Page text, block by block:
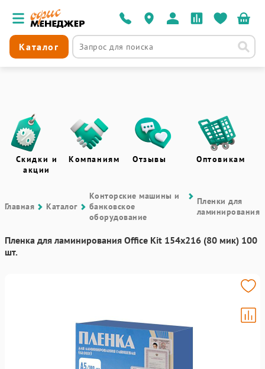
Каталог
Скидки и
акции
Компаниям Отзывы Оптовикам
Главная Каталог
Контоpские машины и
банковское
оборудование
Пленки для
ламинирования
Пленка для ламинирования Office Kit 154х216 (80 мик) 100
шт.